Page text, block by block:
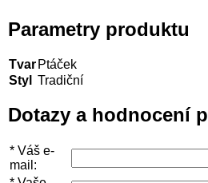
Parametry produktu
Tvar Ptáček
Styl
Tradiční
Dotazy a hodnocení
* Váš e-
mail: